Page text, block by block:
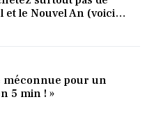
et le Nouvel An (voici
méconnue pour un
5 min ! »